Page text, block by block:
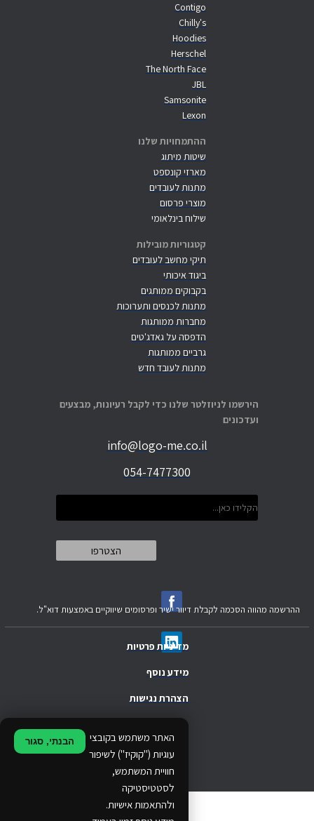
Contigo
Chilly's
Hoodies
Herschel
The North Face
JBL
Samsonite
Lexon
ההתמחויות שלנו
שיטות מיתוג
מארזי קונספט
מתנות לעובדים
מוצרי פרסום
שילוח בינלאומי
קטגוריות מובילות
תיקי מחשב לעובדים
ביגוד איכותי
בקבוקים ממותגים
מתנות לכנסים ותערוכות
מחברות ממותגות
הדפסה על גאדג'טים
גרביים ממותגות
מתנות לעובד חדש
הירשמו לניוזלטר שלנו כדי לקבל רעיונות, מבצעים
ועדכונים
info@logo-me.co.il
054-7477300
מדיניות פרטיות
האתר משתמש בקובצי
עוגיות ("קוקיז") לשיפור
חוויית המשתמש,
לסטטיסטיקה
ולהתאמות אישיות.
הבנתי, סגור
מידע נוסף
.
הצהרת נגישות
ההרשמה מהווה הסכמה לקבלת דיוור ישיר ופרסומים שיווקיים באמצעות דוא"ל.
© 2024 Ethos Business. All rights reserved.